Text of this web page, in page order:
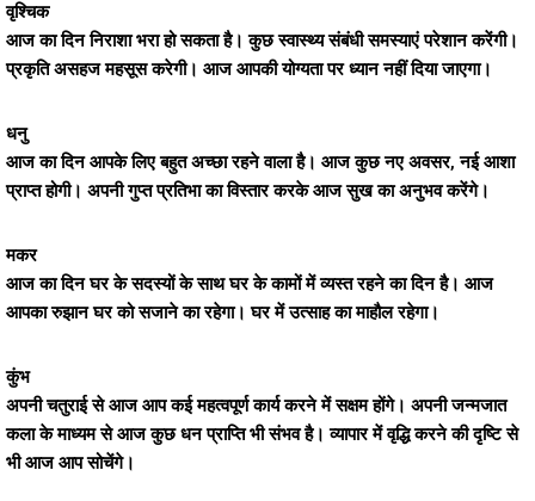
वृश्चिक
आज का दिन निराशा भरा हो सकता है। कुछ स्वास्थ्य संबंधी समस्याएं परेशान करेंगी।
प्रकृति असहज महसूस करेगी। आज आपकी योग्यता पर ध्यान नहीं दिया जाएगा।
धनु
आज का दिन आपके लिए बहुत अच्छा रहने वाला है। आज कुछ नए अवसर, नई आशा
प्राप्त होगी। अपनी गुप्त प्रतिभा का विस्तार करके आज सुख का अनुभव करेंगे।
मकर
आज का दिन घर के सदस्यों के साथ घर के कामों में व्यस्त रहने का दिन है। आज
आपका रुझान घर को सजाने का रहेगा। घर में उत्साह का माहौल रहेगा।
कुंभ
अपनी चतुराई से आज आप कई महत्वपूर्ण कार्य करने में सक्षम होंगे। अपनी जन्मजात
कला के माध्यम से आज कुछ धन प्राप्ति भी संभव है। व्यापार में वृद्धि करने की दृष्टि से
भी आज आप सोचेंगे।